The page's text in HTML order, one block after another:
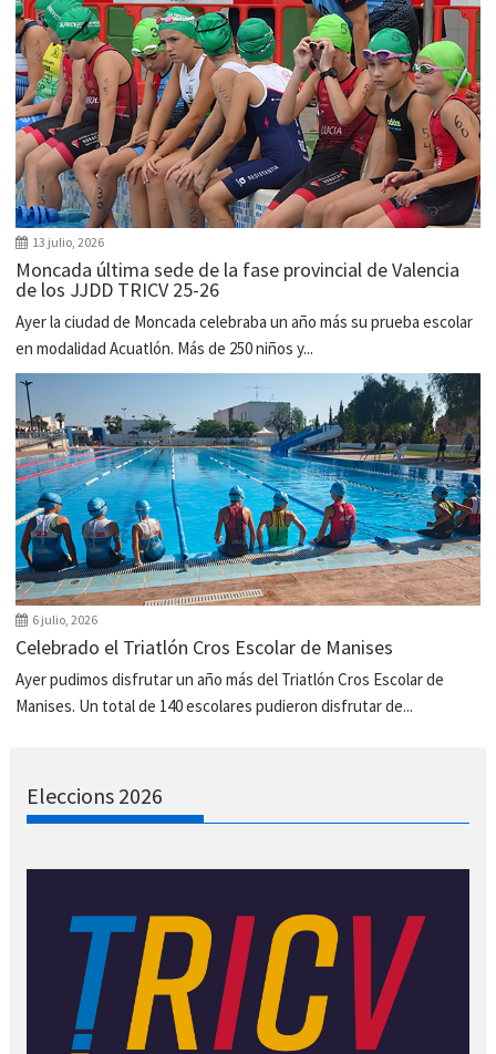
13 julio, 2026
Moncada última sede de la fase provincial de Valencia
de los JJDD TRICV 25-26
Ayer la ciudad de Moncada celebraba un año más su prueba escolar
en modalidad Acuatlón. Más de 250 niños y...
6 julio, 2026
Celebrado el Triatlón Cros Escolar de Manises
Ayer pudimos disfrutar un año más del Triatlón Cros Escolar de
Manises. Un total de 140 escolares pudieron disfrutar de...
Eleccions 2026